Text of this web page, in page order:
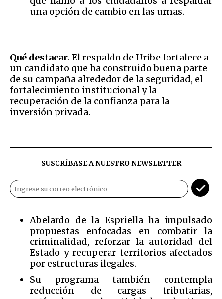
una opción de cambio en las urnas.
Qué destacar. El respaldo de Uribe fortalece a
un candidato que ha construido buena parte
de su campaña alrededor de la seguridad, el
fortalecimiento institucional y la
recuperación de la confianza para la
inversión privada.
SUSCRÍBASE A NUESTRO NEWSLETTER
Abelardo de la Espriella ha impulsado
propuestas enfocadas en combatir la
criminalidad, reforzar la autoridad del
Estado y recuperar territorios afectados
por estructuras ilegales.
Su programa también contempla
reducción de cargas tributarias,